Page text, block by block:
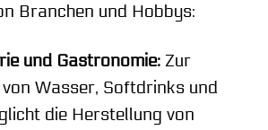
Branchen und Hobbys:
und Gastronomie: Zur
Wasser, Softdrinks und
die Herstellung von